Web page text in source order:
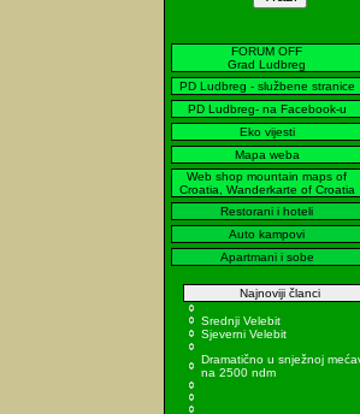
FORUM OFF
Grad Ludbreg
PD Ludbreg - službene stranice
PD Ludbreg- na Facebook-u
Eko vijesti
Mapa weba
Web shop mountain maps of
Croatia, Wanderkarte of Croatia
Restorani i hoteli
Auto kampovi
Apartmani i sobe
Najnoviji članci
Srednji Velebit
Sjeverni Velebit
Dramatično u snježnoj
na 2500 ndm